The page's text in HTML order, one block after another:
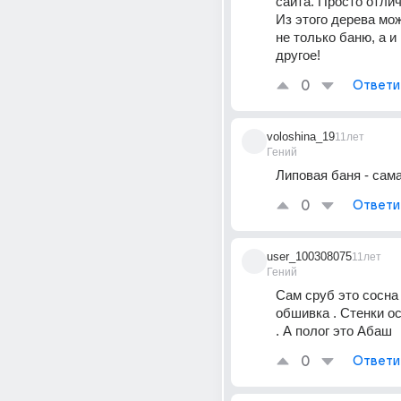
Из этого дерева
не только баню, а и
другое!
0
voloshina_19
Гений
11лет
Липовая баня -
0
user_100308075
Гений
11лет
Сам сруб это
обшивка . Стенки
. А полог это Абаш
0